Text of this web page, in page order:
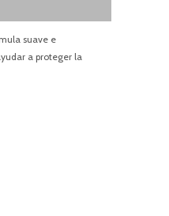
suave e
a proteger la